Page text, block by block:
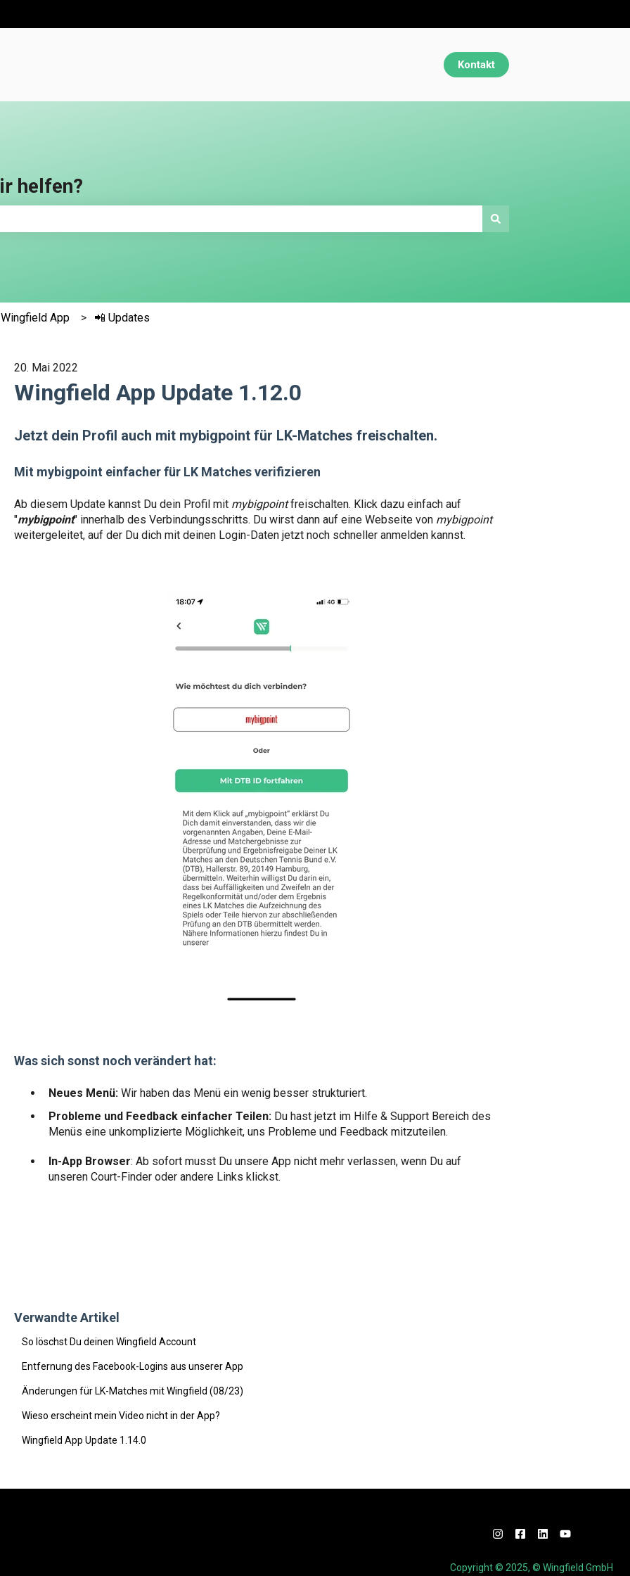
anzeigen
Kontakt
helfen?
App 📲 Updates
20. Mai 2022
Wingfield App Update 1.12.0
Jetzt dein Profil auch mit mybigpoint für LK-Matches freischalten.
Mit mybigpoint einfacher für LK Matches verifizieren
Ab diesem Update kannst Du dein Profil mit mybigpointfreischalten. Klick dazu einfach auf
"mybigpoint" innerhalb des Verbindungsschritts. Du wirst dann auf eine Webseite von mybigpoint
weitergeleitet, auf der Du dich mit deinen Login-Daten jetzt noch schneller anmelden kannst.
Was sich sonst noch verändert hat:
Neues Menü: Wir haben das Menü ein wenig besser strukturiert.
Probleme und Feedback einfacher Teilen:Du hast jetzt im Hilfe & Support Bereich des
Menüs eine unkomplizierte Möglichkeit, uns Probleme und Feedback mitzuteilen.
In-App Browser: Ab sofort musst Du unsere App nicht mehr verlassen, wenn Du auf
unseren Court-Finder oder andere Links klickst.
Verwandte Artikel
So löschst Du deinen Wingfield Account
Entfernung des Facebook-Logins aus unserer App
Änderungen für LK-Matches mit Wingfield (08/23)
Wieso erscheint mein Video nicht in der App?
Wingfield App Update 1.14.0
Copyright © 2025, © Wingfield GmbH